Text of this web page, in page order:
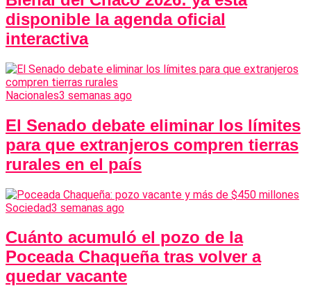
disponible la agenda oficial
interactiva
Nacionales3 semanas ago
El Senado debate eliminar los límites
para que extranjeros compren tierras
rurales en el país
Sociedad3 semanas ago
Cuánto acumuló el pozo de la
Poceada Chaqueña tras volver a
quedar vacante